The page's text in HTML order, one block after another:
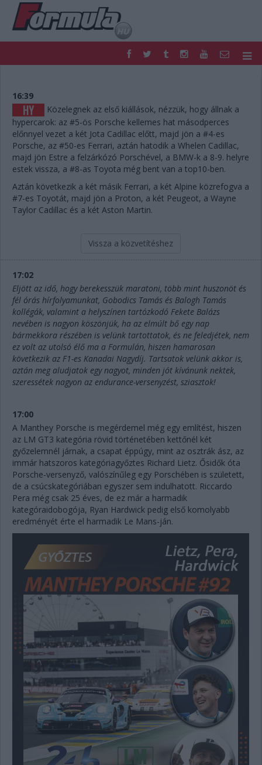
FORMULA
NEMZETKÖZI
HAZAI
RETRO
EGYÉB
PODCAST
SHOP
LIVE
TIPPJÁTÉK
DIGITÁLIS MAGAZIN
PONTÁLLÁSOK
16:39
Közelegnek az első kiállások, nézzük, hogy állnak a
hypercarok: az #5-ös Porsche kellemes hat másodperces
előnnyel vezet a két Jota Cadillac előtt, majd jön a #4-es
Porsche, az #50-es Ferrari, aztán hatodik a Whelen Cadillac,
majd jön Estre a felzárkózó Porschével, a BMW-k a 8-9. helyre
estek vissza, a #8-as Toyota még bent van a top10-ben.
Aztán következik a két másik Ferrari, a két Alpine közrefogva a
#7-es Toyotát, majd jön a Proton, a két Peugeot, a Wayne
Taylor Cadillac és a két Aston Martin.
Vissza a közvetítéshez
17:02
Eljött az idő, hogy berekesszük maratoni, több mint huszonöt és
fél órás hírfolyamunkat, Gobodics Tamás és Balogh Tamás
kollégák, valamint a helyszínen tartózkodó Fekete Balázs
nevében is nagyon köszönjük, ha az elmúlt bő egy nap
bármekkora részében is velünk tartottatok, és ne feledjétek, nem
ez volt az utolsó élő ma a Formulán, hiszen hamarosan
következik az F1-es Kanadai Nagydíj. Tartsatok velünk akkor is,
aztán meg aludjatok egy nagyot, minden jót kívánunk nektek,
szeressétek nagyon az endurance-versenyzést, sziasztok!
17:00
A Manthey Porsche is megérdemel még egy említést, hiszen
az LM GT3 kategória rövid történetében kettőnél két
győzelemnél járnak, a csapat éppúgy, mint az osztrák ász, az
immár hatszoros kategóriagyőztes Richard Lietz. Ősidők óta
Porsche-versenyző, valószínűleg egy Porschében is született,
de a csúcskategóriában egyszer sem indulhatott. Riccardo
Pera még csak 25 éves, de ez már a harmadik
kategóraidobogója, Ryan Hardwick pedig első komolyabb
eredményét érte el harmadik Le Mans-ján.